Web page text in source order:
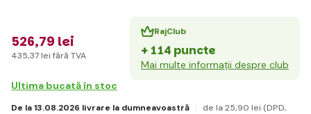
526,79 lei
435,37 lei fără TVA
RajClub
+ 114 puncte
Mai multe informații despre club
Ultima bucată în stoc
De la 13.08.2026 livrare la dumneavoastră de la 25,90 lei (DPD,